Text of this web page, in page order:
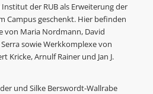
der RUB als Erweiterung der
Campus geschenkt. Hier befinden
von Maria Nordmann, David
sowie Werkkomplexe von
Kricke, Arnulf Rainer und Jan J.
und Silke Berswordt-Wallrabe